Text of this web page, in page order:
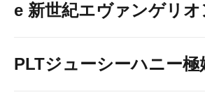
e 新世紀エヴァンゲリ
PLTジューシーハニー極